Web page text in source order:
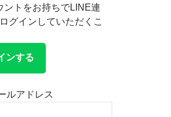
トをお持ちでLINE連
グインしていただくこ
ンする
ルアドレス